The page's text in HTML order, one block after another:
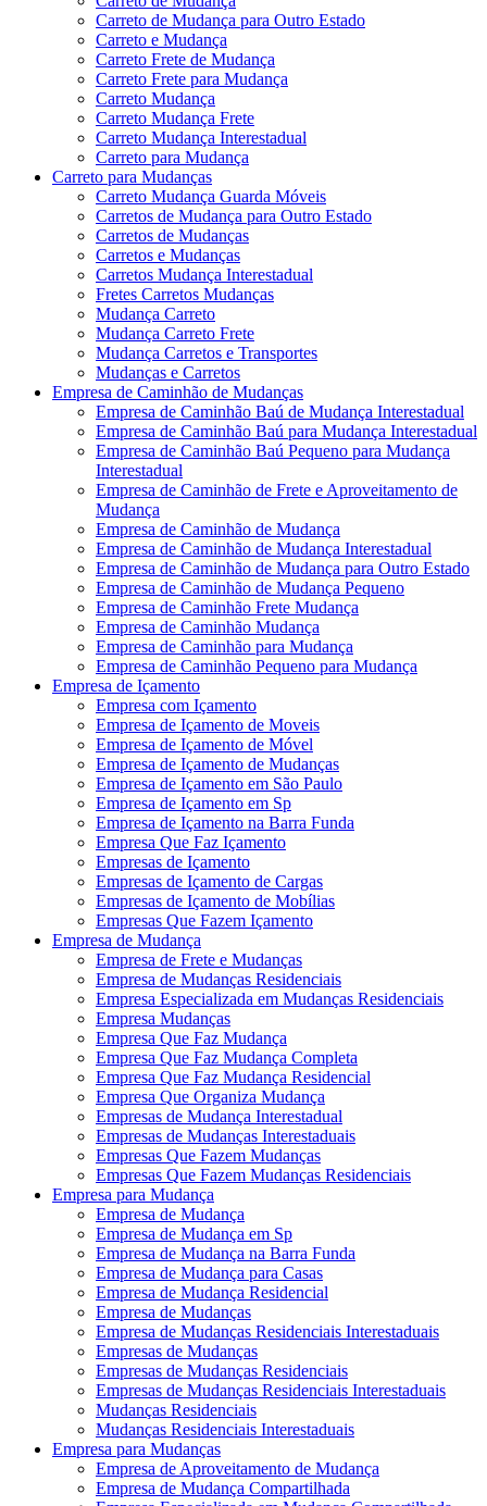
Carreto de Mudança para Outro Estado
Carreto e Mudança
Carreto Frete de Mudança
Carreto Frete para Mudança
Carreto Mudança
Carreto Mudança Frete
Carreto Mudança Interestadual
Carreto para Mudança
Carreto para Mudanças
Carreto Mudança Guarda Móveis
Carretos de Mudança para Outro Estado
Carretos de Mudanças
Carretos e Mudanças
Carretos Mudança Interestadual
Fretes Carretos Mudanças
Mudança Carreto
Mudança Carreto Frete
Mudança Carretos e Transportes
Mudanças e Carretos
Empresa de Caminhão de Mudanças
Empresa de Caminhão Baú de Mudança Interestadual
Empresa de Caminhão Baú para Mudança Interestadual
Empresa de Caminhão Baú Pequeno para Mudança
Interestadual
Empresa de Caminhão de Frete e Aproveitamento de
Mudança
Empresa de Caminhão de Mudança
Empresa de Caminhão de Mudança Interestadual
Empresa de Caminhão de Mudança para Outro Estado
Empresa de Caminhão de Mudança Pequeno
Empresa de Caminhão Frete Mudança
Empresa de Caminhão Mudança
Empresa de Caminhão para Mudança
Empresa de Caminhão Pequeno para Mudança
Empresa de Içamento
Empresa com Içamento
Empresa de Içamento de Moveis
Empresa de Içamento de Móvel
Empresa de Içamento de Mudanças
Empresa de Içamento em São Paulo
Empresa de Içamento em Sp
Empresa de Içamento na Barra Funda
Empresa Que Faz Içamento
Empresas de Içamento
Empresas de Içamento de Cargas
Empresas de Içamento de Mobílias
Empresas Que Fazem Içamento
Empresa de Mudança
Empresa de Frete e Mudanças
Empresa de Mudanças Residenciais
Empresa Especializada em Mudanças Residenciais
Empresa Mudanças
Empresa Que Faz Mudança
Empresa Que Faz Mudança Completa
Empresa Que Faz Mudança Residencial
Empresa Que Organiza Mudança
Empresas de Mudança Interestadual
Empresas de Mudanças Interestaduais
Empresas Que Fazem Mudanças
Empresas Que Fazem Mudanças Residenciais
Empresa para Mudança
Empresa de Mudança
Empresa de Mudança em Sp
Empresa de Mudança na Barra Funda
Empresa de Mudança para Casas
Empresa de Mudança Residencial
Empresa de Mudanças
Empresa de Mudanças Residenciais Interestaduais
Empresas de Mudanças
Empresas de Mudanças Residenciais
Empresas de Mudanças Residenciais Interestaduais
Mudanças Residenciais
Mudanças Residenciais Interestaduais
Empresa para Mudanças
Empresa de Aproveitamento de Mudança
Empresa de Mudança Compartilhada